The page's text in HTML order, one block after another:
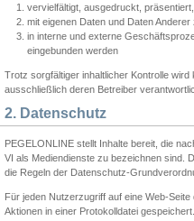
vervielfältigt, ausgedruckt,
mit eigenen Daten und Daten
in interne und externe
eingebunden werden
Trotz sorgfältiger inhaltlicher Kontrolle
ausschließlich deren Betreiber
2. Datenschutz
PEGELONLINE stellt Inhalte bereit, die
VI als Mediendienste zu bezeichnen sind.
die Regeln der Datenschutz-
Für jeden Nutzerzugriff auf eine Web-
Aktionen in einer Protokolldatei